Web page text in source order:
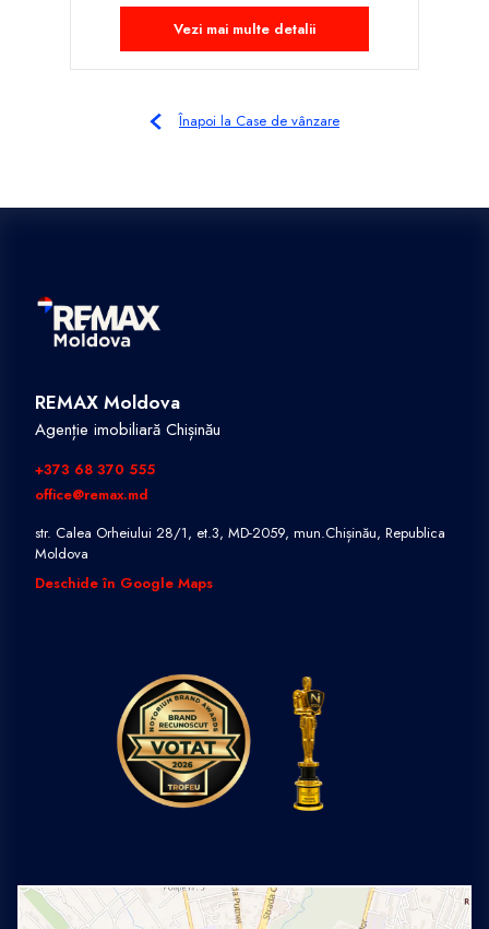
Vezi mai multe detalii
Înapoi la Case de vânzare
REMAX Moldova
Agenție imobiliară Chișinău
+373 68 370 555
office@remax.md
str. Calea Orheiului 28/1, et.3, MD-2059, mun.Chișinău, Republica
Moldova
Deschide în Google Maps